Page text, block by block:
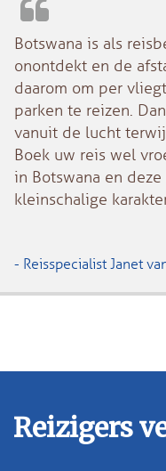
Botswana is als
onontdekt en de
daarom om per
parken te reizen.
vanuit de lucht
Boek uw reis wel
in Botswana en
kleinschalige
- Reisspecialist Janet
Reizigers